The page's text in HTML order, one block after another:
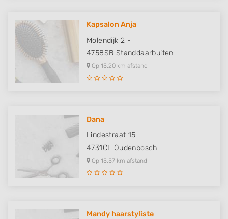
Kapsalon Anja
Molendijk 2 -
4758SB Standdaarbuiten
Op 15,20 km afstand
Dana
Lindestraat 15
4731CL Oudenbosch
Op 15,57 km afstand
Mandy haarstyliste